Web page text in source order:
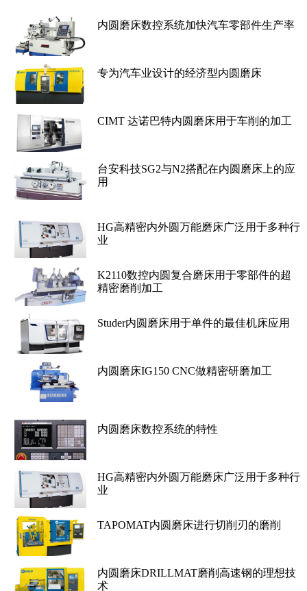
内圆磨床数控系统加快汽车零部件生产率
专为汽车业设计的经济型内圆磨床
CIMT 达诺巴特内圆磨床用于车削的加工
台安科技SG2与N2搭配在内圆磨床上的应
用
HG高精密内外圆万能磨床广泛用于多种行
业
K2110数控内圆复合磨床用于零部件的超
精密磨削加工
Studer内圆磨床用于单件的最佳机床应用
内圆磨床IG150 CNC做精密研磨加工
内圆磨床数控系统的特性
HG高精密内外圆万能磨床广泛用于多种行
业
TAPOMAT内圆磨床进行切削刃的磨削
内圆磨床DRILLMAT磨削高速钢的理想技
术